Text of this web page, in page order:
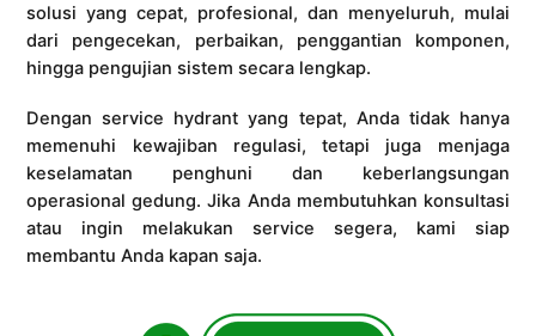
solusi yang cepat, profesional, dan menyeluruh, mulai
dari pengecekan, perbaikan, penggantian komponen,
hingga pengujian sistem secara lengkap.
Dengan service hydrant yang tepat, Anda tidak hanya
memenuhi kewajiban regulasi, tetapi juga menjaga
keselamatan penghuni dan keberlangsungan
operasional gedung. Jika Anda membutuhkan konsultasi
atau ingin melakukan service segera, kami siap
membantu Anda kapan saja.